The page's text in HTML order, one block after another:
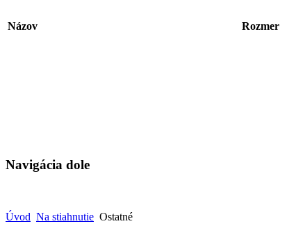
Názov Rozmer
Navigácia dole
Úvod Na stiahnutie Ostatné